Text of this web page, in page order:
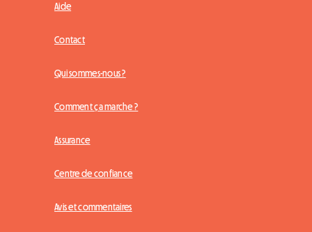
Aide
Contact
Qui sommes-nous ?
Comment ça marche ?
Assurance
Centre de confiance
Avis et commentaires